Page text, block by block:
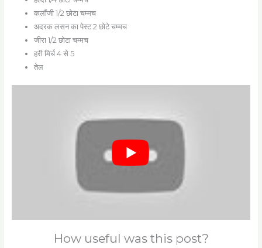
कलौंजी 1/2 छोटा चम्मच
अदरक लसन का पेस्ट 2 छोटे चम्मच
जीरा 1/2 छोटा चम्मच
हरी मिर्च 4 से 5
तेल
How useful was this post?